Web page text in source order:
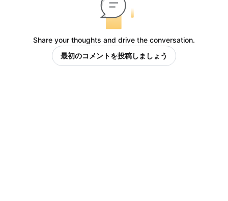
Share your thoughts and drive the conversation.
最初のコメントを投稿しましょう